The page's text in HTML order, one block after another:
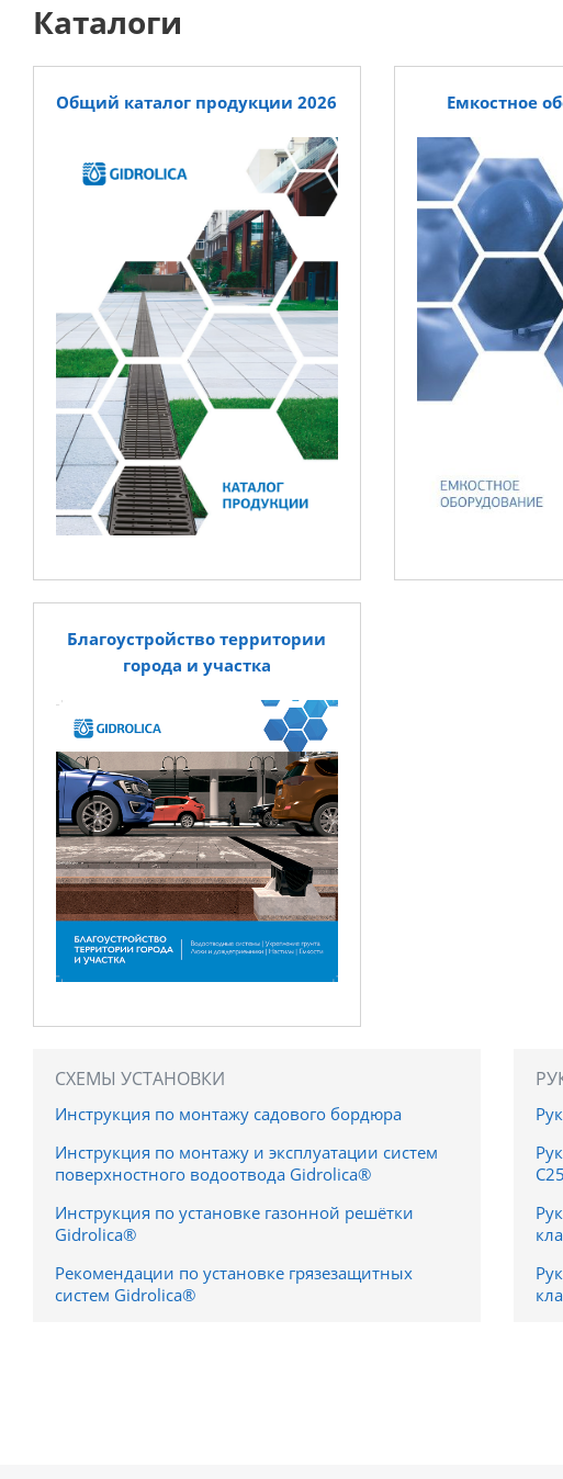
Каталоги
Общий каталог продукции 2026 Емкостное
Благоустройство территории
города и участка
СХЕМЫ УСТАНОВКИ
Инструкция по монтажу садового бордюра
Инструкция по монтажу и эксплуатации систем
поверхностного водоотвода Gidrolica®
Инструкция по установке газонной решётки
Gidrolica®
Рекомендации по установке грязезащитных
систем Gidrolica®